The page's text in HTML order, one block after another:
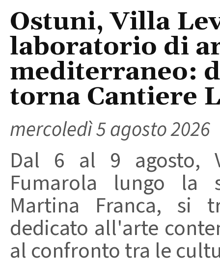
Ostuni, Villa
laboratorio di
mediterraneo:
torna Cantiere
mercoledì 5 agosto 2026
Dal 6 al 9 agosto,
Fumarola lungo la
Martina Franca, si
dedicato all'arte
al confronto tra le